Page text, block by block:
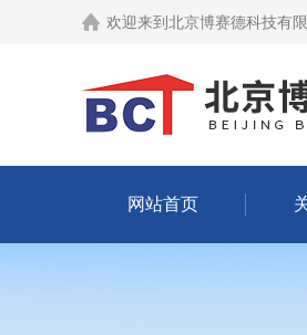
欢迎来到 北京博赛德科技有
网站首页